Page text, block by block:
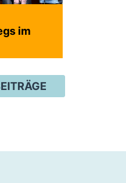
im